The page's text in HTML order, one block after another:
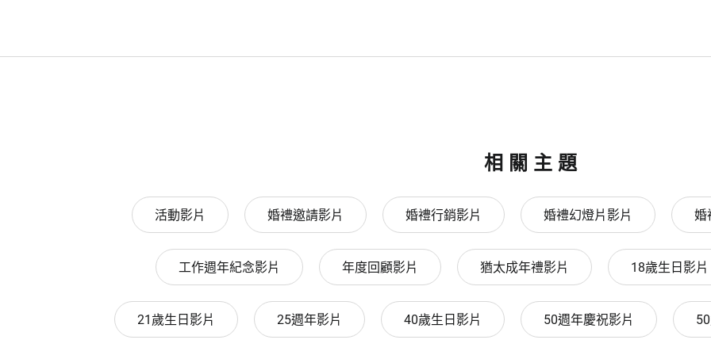
相關主題
活動影片 婚禮邀請影片 婚禮行銷影片 婚禮幻燈片影片 婚
工作週年紀念影片 年度回顧影片 猶太成年禮影片 18歲生日影片
21歲生日影片 25週年影片 40歲生日影片 50週年慶祝影片